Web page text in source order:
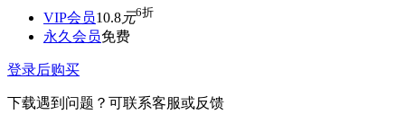
VIP会员10.8元6折
永久会员免费
登录后购买
下载遇到问题？可联系客服或反馈